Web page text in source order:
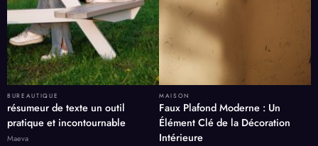
BUREAUTIQUE
résumeur de texte un outil
pratique et incontournable
Maeva
MAISON
Faux Plafond Moderne : Un
Élément Clé de la Décoration
Intérieure